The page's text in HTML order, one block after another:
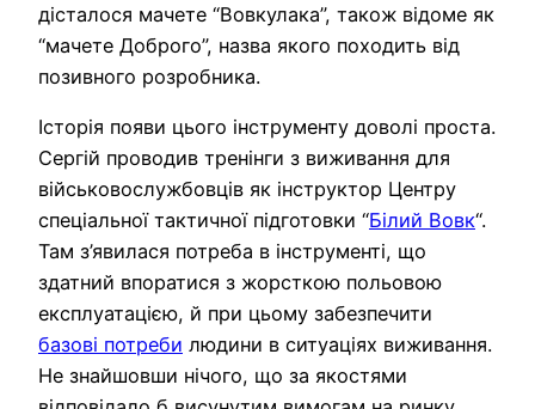
дісталося мачете “Вовкулака”, також відоме як
“мачете Доброго”, назва якого походить від
позивного розробника.
Історія появи цього інструменту доволі проста.
Сергій проводив тренінги з виживання для
військовослужбовців як інструктор Центру
спеціальної тактичної підготовки “Білий Вовк“.
Там з’явилася потреба в інструменті, що
здатний впоратися з жорсткою польовою
експлуатацією, й при цьому забезпечити
базові потреби людини в ситуаціях виживання.
Не знайшовши нічого, що за якостями